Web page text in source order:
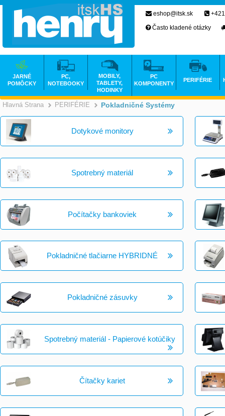
Hlavná Strana >
PERIFÉRIE >
Pokladničné Systémy
Dotykové monitory
Spotrebný materiál
Počítačky bankoviek
Pokladničné tlačiarne HYBRIDNÉ
Pokladničné zásuvky
Spotrebný materiál - Papierové kotúčiky
Čítačky kariet
eshop@itsk.sk
Často kladené otázky
JARNÉ
POMÔCKY
PC,
NOTEBOOKY
MOBILY,
TABLETY,
HODINKY
PC
KOMPONENTY
PERIFÉRIE